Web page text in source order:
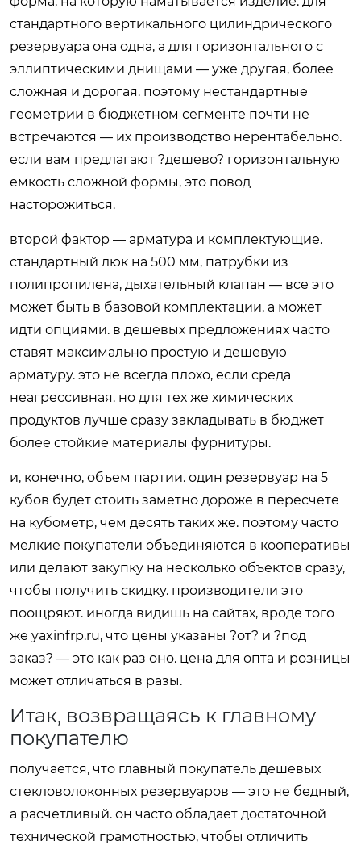
стандартного вертикального цилиндрического
резервуара она одна, а для горизонтального с
эллиптическими днищами — уже другая, более
сложная и дорогая. поэтому нестандартные
геометрии в бюджетном сегменте почти не
встречаются — их производство нерентабельно.
если вам предлагают ?дешево? горизонтальную
емкость сложной формы, это повод
насторожиться.
второй фактор — арматура и комплектующие.
стандартный люк на 500 мм, патрубки из
полипропилена, дыхательный клапан — все это
может быть в базовой комплектации, а может
идти опциями. в дешевых предложениях часто
ставят максимально простую и дешевую
арматуру. это не всегда плохо, если среда
неагрессивная. но для тех же химических
продуктов лучше сразу закладывать в бюджет
более стойкие материалы фурнитуры.
и, конечно, объем партии. один резервуар на 5
кубов будет стоить заметно дороже в пересчете
на кубометр, чем десять таких же. поэтому часто
мелкие покупатели объединяются в кооперативы
или делают закупку на несколько объектов сразу,
чтобы получить скидку. производители это
поощряют. иногда видишь на сайтах, вроде того
же yaxinfrp.ru, что цены указаны ?от? и ?под
заказ? — это как раз оно. цена для опта и розницы
может отличаться в разы.
Итак, возвращаясь к главному
покупателю
получается, что главный покупатель дешевых
стекловолоконных резервуаров — это не бедный,
а расчетливый. он часто обладает достаточной
технической грамотностью, чтобы отличить